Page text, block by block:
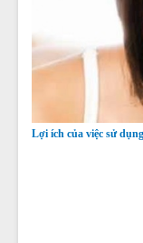
Lợi ích của việc sử